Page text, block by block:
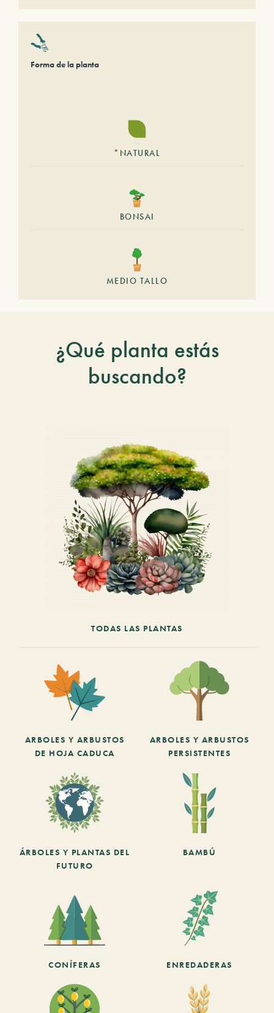
Forma de la planta
*NATURAL
BONSAI
MEDIO TALLO
¿Qué planta estás
buscando?
TODAS LAS PLANTAS
ARBOLES Y ARBUSTOS
DE HOJA CADUCA
ARBOLES Y ARBUSTOS
PERSISTENTES
ÁRBOLES Y PLANTAS DEL
FUTURO
BAMBÚ
CONÍFERAS ENREDADERAS